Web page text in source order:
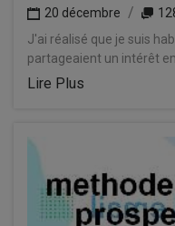
20 décembre
J'ai réalisé que je suis
partageaient un intérêt
Lire Plus